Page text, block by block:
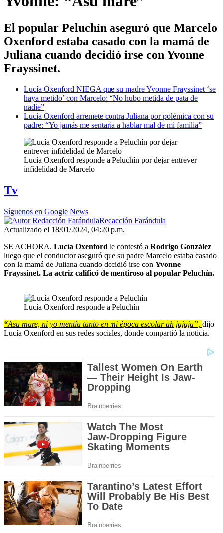
El popular Peluchín aseguró que Marcelo
Oxenford estaba casado con la mamá de
Juliana cuando decidió irse con Yvonne
Frayssinet.
Lucía Oxenford NIEGA que su madre Yvonne Frayssinet ‘se
haya metido’ con Marcelo: “No hubo metida de pata de
nadie”
Lucía Oxenford arremete contra Juliana por polémica con su
padre: “Yo jamás me sentaría a hablar mal de mi familia”
Lucía Oxenford responde a Peluchín por dejar entrever
infidelidad de Marcelo
Tv
Síguenos en Google News
Redacción Farándula
Actualizado el 18/01/2024, 04:20 p.m.
SE ACHORA. Lucía Oxenford le contestó a Rodrigo González
luego que el conductor aseguró que su padre Marcelo estaba casado
con la mamá de Juliana cuando decidió irse con Yvonne
Frayssinet. La actriz calificó de mentiroso al popular Peluchín.
Lucía Oxenford responde a Peluchín
“Asu mare, ni yo mentía tanto en mi época escolar ah jajaja”, dijo
Lucía Oxenford en sus redes sociales, donde compartió la noticia.